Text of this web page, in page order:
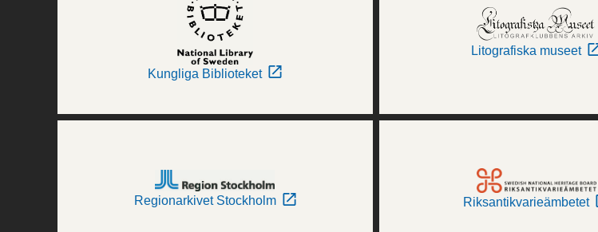
Kungliga Biblioteket
Litografiska museet
Regionarkivet Stockholm Riksantikvarieämbetet